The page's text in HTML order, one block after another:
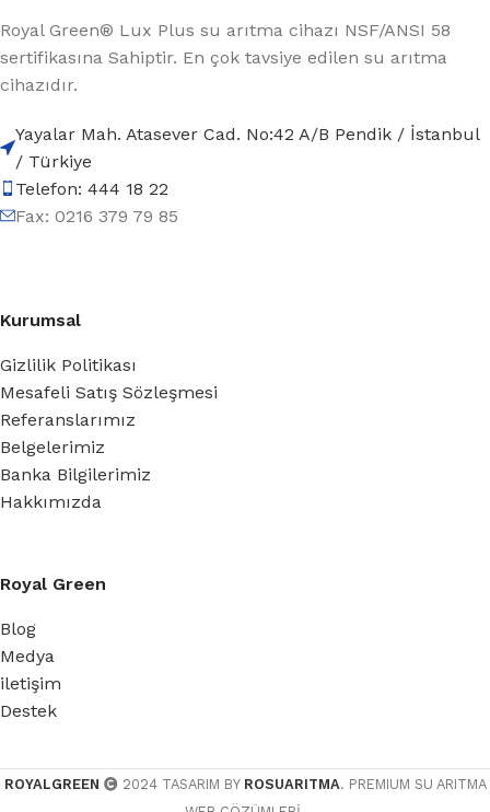
Royal Green® Lux Plus su arıtma cihazı NSF/ANSI 58
sertifikasına Sahiptir. En çok tavsiye edilen su arıtma
cihazıdır.
Yayalar Mah. Atasever Cad. No:42 A/B Pendik / İstanbul
/ Türkiye
Telefon: 444 18 22
Fax: 0216 379 79 85
Kurumsal
Gizlilik Politikası
Mesafeli Satış Sözleşmesi
Referanslarımız
Belgelerimiz
Banka Bilgilerimiz
Hakkımızda
Royal Green
Blog
Medya
iletişim
Destek
ROYALGREEN 2024 TASARIM BY ROSUARITMA. PREMIUM SU ARITMA